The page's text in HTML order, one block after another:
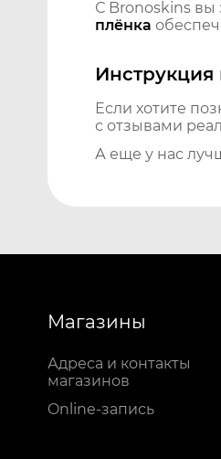
С Bronoskins вы
плёнка
Если хотите
с отзывами
А еще у нас
Магазины
Адреса и контакты
магазинов
Online-запись